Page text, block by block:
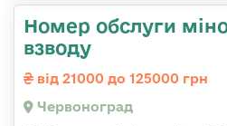
Номер обслуги
взводу
від 21000 до 125000 грн
Червоноград